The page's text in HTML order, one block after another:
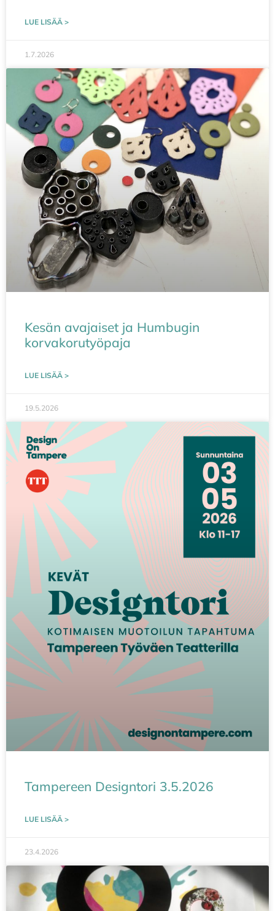
LUE LISÄÄ >
1.7.2026
Kesän avajaiset ja Humbugin
korvakorutyöpaja
LUE LISÄÄ >
19.5.2026
Tampereen Designtori 3.5.2026
LUE LISÄÄ >
23.4.2026